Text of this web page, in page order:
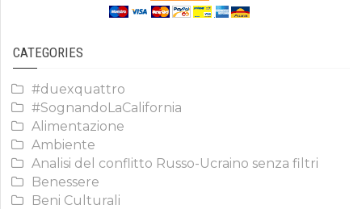
CATEGORIES
#duexquattro
#SognandoLaCalifornia
Alimentazione
Ambiente
Analisi del conflitto Russo-Ucraino senza filtri
Benessere
Beni Culturali